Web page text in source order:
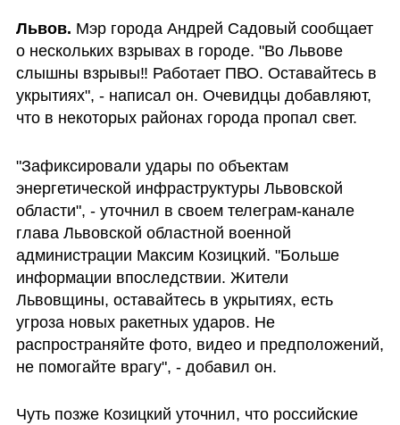
Львов. Мэр города Андрей Садовый сообщает
о нескольких взрывах в городе. "Во Львове
слышны взрывы‼ Работает ПВО. Оставайтесь в
укрытиях", - написал он. Очевидцы добавляют,
что в некоторых районах города пропал свет.
"Зафиксировали удары по объектам
энергетической инфраструктуры Львовской
области", - уточнил в своем телеграм-канале
глава Львовской областной военной
администрации Максим Козицкий. "Больше
информации впоследствии. Жители
Львовщины, оставайтесь в укрытиях, есть
угроза новых ракетных ударов. Не
распространяйте фото, видео и предположений,
не помогайте врагу", - добавил он.
Чуть позже Козицкий уточнил, что российские